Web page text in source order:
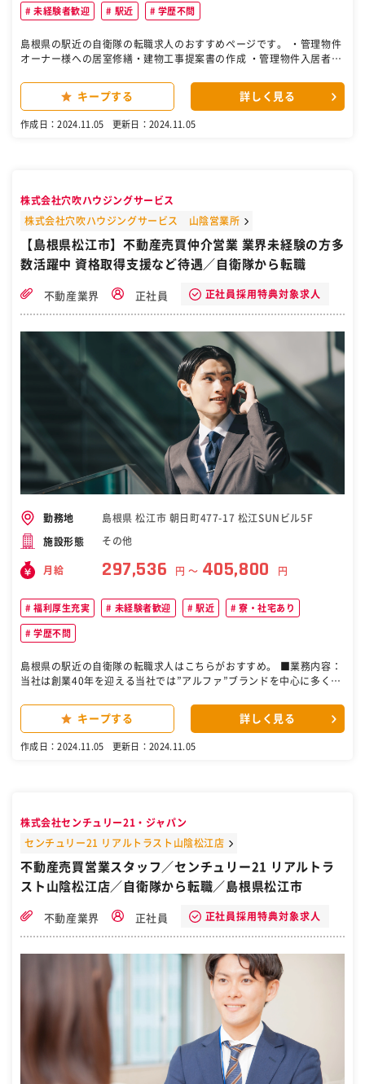
未経験者歓迎 駅近 学歴不問
島根県の駅近の自衛隊の転職求人のおすすめページです。 ・管理物件
オーナー様への居室修繕・建物工事提案書の作成 ・管理物件入居者様
困りごと対応や空室になったお部屋のリフォーム提案をメインに行い
ます。 ［自衛隊・転職・求人］
キープする 詳しく見る
作成日：2024.11.05 更新日：2024.11.05
株式会社穴吹ハウジングサービス
株式会社穴吹ハウジングサービス 山陰営業所
【島根県松江市】不動産売買仲介営業 業界未経験の方多
数活躍中 資格取得支援など待遇／自衛隊から転職
不動産業界 正社員 正社員採用特典対象求人
勤務地 島根県 松江市 朝日町477-17 松江SUNビル5F
施設形態 その他
月給 297,536 円 〜 405,800 円
福利厚生充実 未経験者歓迎 駅近 寮・社宅あり
学歴不問
島根県の駅近の自衛隊の転職求人はこちらがおすすめ。 ■業務内容：
当社は創業40年を迎える当社では”アルファ”ブランドを中心に多くの
ンドでコインパーキングや月極駐車場の管理も行っています。 今回採
用する方には、不動産物件の売買仲介営業として、主に以下業務をご
や、管理担当からの紹介案件を中心に行っていただきます。 ■働きや
すい環境： 入退室時のチェックシステムに加えPCログの確認など、
す。 ■業界・当社の特徴： 当社はマンション販売や戸建て販売といっ
た不動産「売買」業界ではなく、不動産「管理」業界に属しておりま
収益を得られるストックビジネスであることが特長です。当社は順調
ており、結果として22年の管理戸数の伸長数については、業界3本の
キープする 詳しく見る
作成日：2024.11.05 更新日：2024.11.05
株式会社センチュリー21・ジャパン
センチュリー21 リアルトラスト山陰松江店
不動産売買営業スタッフ／センチュリー21 リアルトラ
スト山陰松江店／自衛隊から転職／島根県松江市
不動産業界 正社員 正社員採用特典対象求人